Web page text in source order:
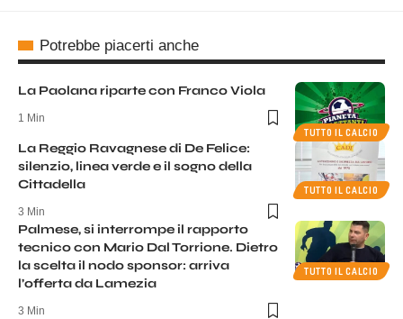
Potrebbe piacerti anche
TUTTO IL CALCIO
La Paolana riparte con Franco Viola
1 Min
TUTTO IL CALCIO
La Reggio Ravagnese di De Felice:
silenzio, linea verde e il sogno della
Cittadella
3 Min
TUTTO IL CALCIO
Palmese, si interrompe il rapporto
tecnico con Mario Dal Torrione. Dietro
la scelta il nodo sponsor: arriva
l’offerta da Lamezia
3 Min